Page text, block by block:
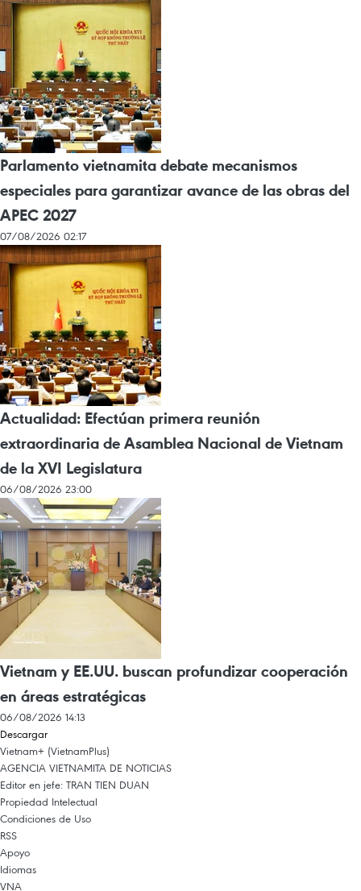
Parlamento vietnamita debate mecanismos
especiales para garantizar avance de las obras del
APEC 2027
07/08/2026 02:17
Actualidad: Efectúan primera reunión
extraordinaria de Asamblea Nacional de Vietnam
de la XVI Legislatura
06/08/2026 23:00
Vietnam y EE.UU. buscan profundizar cooperación
en áreas estratégicas
06/08/2026 14:13
Descargar
Vietnam+ (VietnamPlus)
AGENCIA VIETNAMITA DE NOTICIAS
Editor en jefe: TRAN TIEN DUAN
Propiedad Intelectual
Condiciones de Uso
RSS
Apoyo
Idiomas
VNA